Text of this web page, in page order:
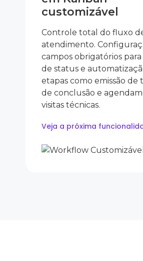
customizável
Controle total do fluxo
atendimento.
campos obrigatórios
de status e
etapas como emissão
de conclusão e
visitas técnicas.
Veja a próxima